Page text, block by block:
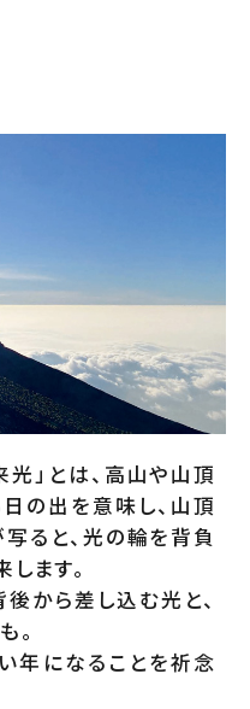
光」とは、高山や山頂
の出を意味し、山頂
ると、光の輪を背負
ます。
から差し込む光と、
。
年になることを祈念